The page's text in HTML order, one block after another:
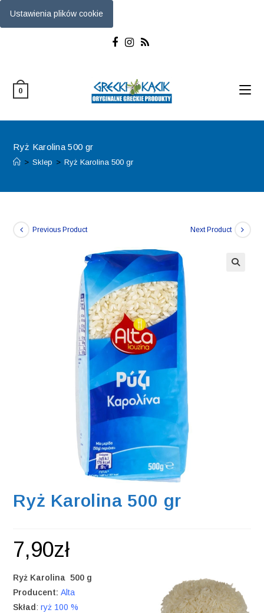
Ustawienia plików cookie
0
Ryż Karolina 500 gr
> Sklep > Ryż Karolina 500 gr
Previous Product Next Product
Ryż Karolina 500 gr
7,90zł
Ryż Karolina 500 g
Producent: Alta
Skład :ryż 100 %